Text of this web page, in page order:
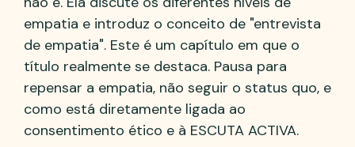
empatia e introduz o conceito de "entrevista
de empatia". Este é um capítulo em que o
título realmente se destaca. Pausa para
repensar a empatia, não seguir o status quo, e
como está diretamente ligada ao
consentimento ético e à ESCUTA ACTIVA.